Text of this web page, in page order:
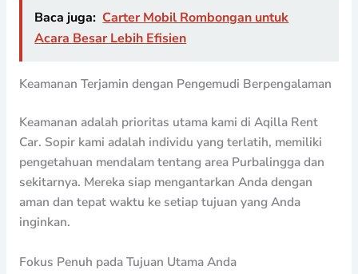
Baca juga: Carter Mobil Rombongan untuk
Acara Besar Lebih Efisien
Keamanan Terjamin dengan Pengemudi Berpengalaman
Keamanan adalah prioritas utama kami di Aqilla Rent
Car. Sopir kami adalah individu yang terlatih, memiliki
pengetahuan mendalam tentang area Purbalingga dan
sekitarnya. Mereka siap mengantarkan Anda dengan
aman dan tepat waktu ke setiap tujuan yang Anda
inginkan.
Fokus Penuh pada Tujuan Utama Anda